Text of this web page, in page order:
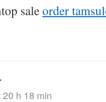
saleorder
h 18 min